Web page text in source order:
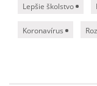
Lepšie školstvo
Koronavírus